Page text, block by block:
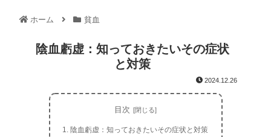
ホーム 貧血
陰血虧虚：知っておきたいその症状
と対策
2024.12.26
目次
陰血虧虚：知っておきたいその症状と対策